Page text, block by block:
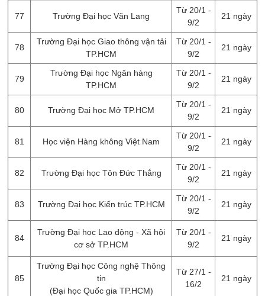
77 Trường Đại học Văn Lang
Từ 20/1 -
9/2
21 ngày
78
Trường Đại học Giao thông vận tải
TP.HCM
Từ 20/1 -
9/2
21 ngày
79
Trường Đại học Ngân hàng
TP.HCM
Từ 20/1 -
9/2
21 ngày
80 Trường Đại học Mở TP.HCM
Từ 20/1 -
9/2
21 ngày
81 Học viện Hàng không Việt Nam
Từ 20/1 -
9/2
21 ngày
82 Trường Đại học Tôn Đức Thắng
Từ 20/1 -
9/2
21 ngày
83 Trường Đại học Kiến trúc TP.HCM
Từ 20/1 -
9/2
21 ngày
84
Trường Đại học Lao động - Xã hội
cơ sở TP.HCM
Từ 20/1 -
9/2
21 ngày
85
Trường Đại học Công nghệ Thông
tin
(Đại học Quốc gia TP.HCM)
Từ 27/1 -
16/2
21 ngày